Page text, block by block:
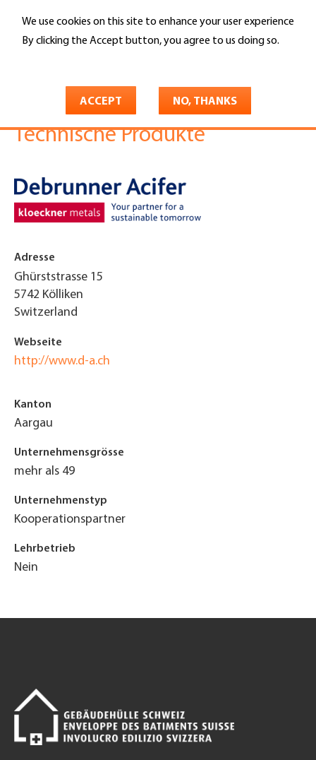
We use cookies on this site to enhance your user experience
By clicking the Accept button, you agree to us doing so.
ACCEPT NO, THANKS
main
Search
Debrunner Acifer AG
Technische Produkte
Adresse
Ghürststrasse 15
5742 Kölliken
Switzerland
Webseite
http://www.d-a.ch
Kanton
Aargau
Unternehmensgrösse
mehr als 49
Unternehmenstyp
Kooperationspartner
Lehrbetrieb
Nein